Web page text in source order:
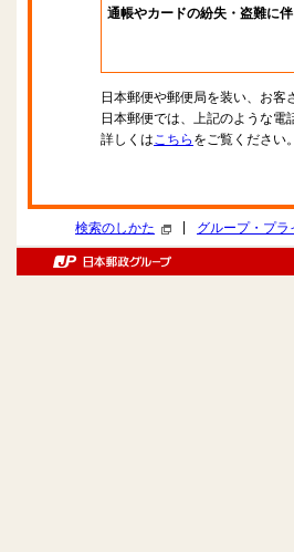
通帳やカードの紛失・盗難に
日本郵便や郵便局を装い、お
日本郵便では、上記のような
詳しくはこちら をご覧ください。
検索のしかた グループ・プラ